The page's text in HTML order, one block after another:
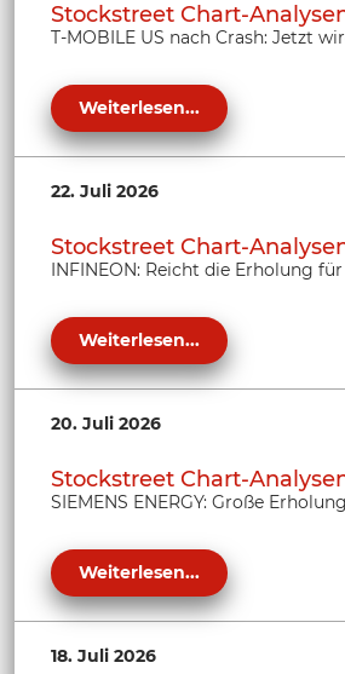
Stockstreet Chart-
T-MOBILE US nach Crash: Jetzt
Weiterlesen...
22. Juli 2026
Stockstreet Chart-
INFINEON: Reicht die Erholung
Weiterlesen...
20. Juli 2026
Stockstreet Chart-
SIEMENS ENERGY: Große
Weiterlesen...
18. Juli 2026